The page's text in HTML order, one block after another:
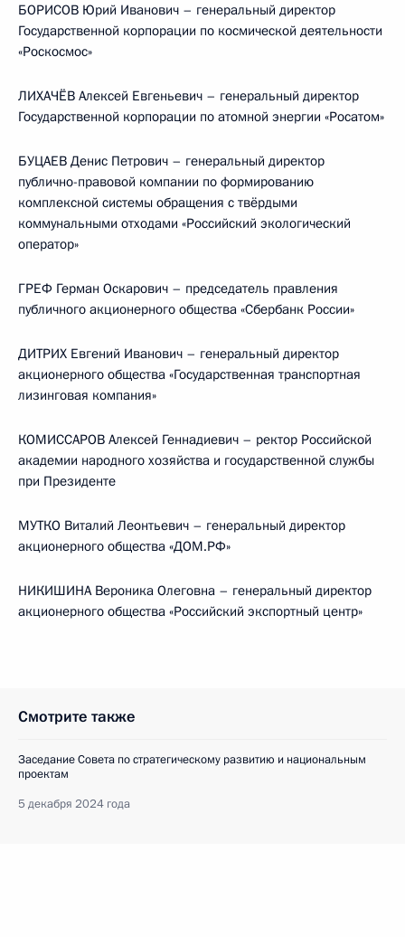
БОРИСОВ Юрий Иванович – генеральный директор
Государственной корпорации по космической деятельности
«Роскосмос»
ЛИХАЧЁВ Алексей Евгеньевич – генеральный директор
Государственной корпорации по атомной энергии «Росатом»
БУЦАЕВ Денис Петрович – генеральный директор
публично-правовой компании по формированию
комплексной системы обращения с твёрдыми
коммунальными отходами «Российский экологический
оператор»
ГРЕФ Герман Оскарович – председатель правления
публичного акционерного общества «Сбербанк России»
ДИТРИХ Евгений Иванович – генеральный директор
акционерного общества «Государственная транспортная
лизинговая компания»
КОМИССАРОВ Алексей Геннадиевич – ректор Российской
академии народного хозяйства и государственной службы
при Президенте
МУТКО Виталий Леонтьевич – генеральный директор
акционерного общества «ДОМ.РФ»
НИКИШИНА Вероника Олеговна – генеральный директор
акционерного общества «Российский экспортный центр»
Смотрите также
Заседание Совета по стратегическому развитию и национальным
проектам
5 декабря 2024 года